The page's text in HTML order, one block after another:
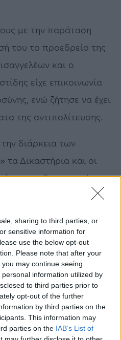
sharing to third parties, or
sensitive information for
use the below opt-out
Please note that after your
may continue seeing
information utilized by
to third parties prior to
opt-out of the further
by third parties on the
This information may
parties on the IAB’s List of
με την παράταση
του το προεδρείο της
και ο
είχε επικοινωνία
ενώ ζήτησε να έχει
της αντιπολίτευσης.
διάρκεια των
τα Δικαστήρια και οι
και οι δικαστικοί
στα τμήματα διακοπών.
διακοπών» έστω και
τα αντίθετα
καθώς θα
την αύξηση της
επιβράδυνση στην
λειτουργών δεν είναι